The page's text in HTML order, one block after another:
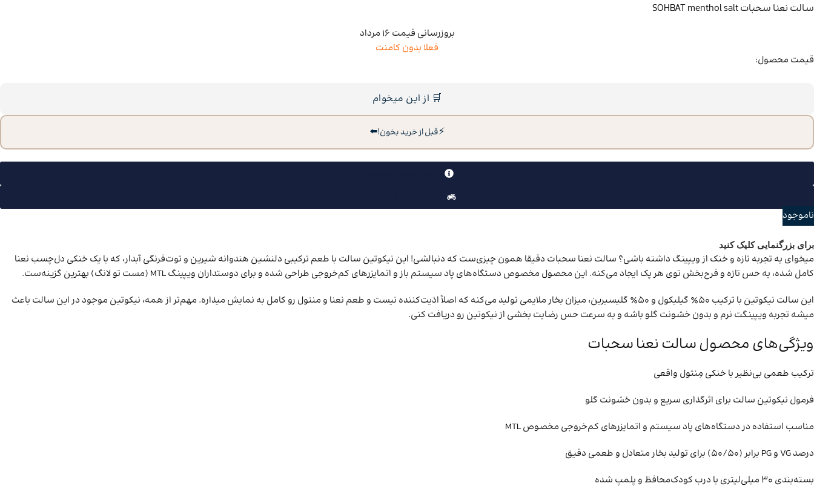
سالت نعنا سحبات SOHBAT menthol salt
بروزرسانی قیمت 16 مرداد
فعلا بدون کامنت
قیمت محصول:
🛒 از این میخوام
⚡قبل از خرید بخون!⬅️
ناموجود
برای بزرگنمایی کلیک کنید
میخوای یه تجربه تازه و خنک از ویپینگ داشته باشی؟ سالت نعنا سحبات دقیقا همون چیزی‌ست که دنبالشی! این نیکوتین سالت با طعم ترکیبی دلنشین هندوانه شیرین و توت‌فرنگی آبدار، که با یک خنکی دل‌چسب نعنا
کامل شده، یه حس تازه و فرح‌بخش توی هر پک ایجاد می‌کنه. این محصول مخصوص دستگاه‌های پاد سیستم باز و اتمایزرهای کم‌خروجی طراحی شده و برای دوستداران ویپینگ MTL (مست تو لانگ) بهترین گزینه‌ست.
این سالت نیکوتین با ترکیب ۵۰٪ گیلیکول و ۵۰٪ گلیسیرین، میزان بخار ملایمی تولید می‌کنه که اصلاً اذیت‌کننده نیست و طعم نعنا و منتول رو کامل به نمایش میذاره. مهم‌تر از همه، نیکوتین موجود در این سالت باعث
میشه تجربه ویپینگت نرم و بدون خشونت گلو باشه و به سرعت حس رضایت بخشی از نیکوتین رو دریافت کنی.
ویژگی‌های محصول سالت نعنا سحبات
ترکیب طعمی بی‌نظیر با خنکی مِنتول واقعی
فرمول نیکوتین سالت برای اثرگذاری سریع و بدون خشونت گلو
مناسب استفاده در دستگاه‌های پاد سیستم و اتمایزرهای کم‌خروجی مخصوص MTL
درصد VG و PG برابر (۵۰/۵۰) برای تولید بخار متعادل و طعمی دقیق
بسته‌بندی ۳۰ میلی‌لیتری با درب کودک‌محافظ و پلمپ شده